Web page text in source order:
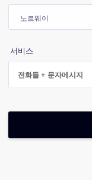
서비스
전화들 + 문자메시지